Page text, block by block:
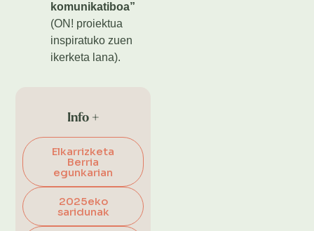
komunikatiboa”
(ON! proiektua
inspiratuko zuen
ikerketa lana).
Info +
Elkarrizketa
Berria
egunkarian
2025eko
saridunak